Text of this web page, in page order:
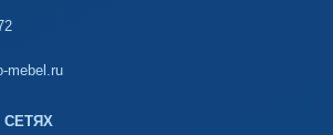
mebel.ru